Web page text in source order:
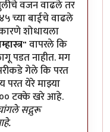
वजन वाढले तर
च्या बाईचे वाढले
शोधायला
वापरले कि
पडत नाहीत. मग
गेले कि परत
येरे माझ्या
टक्के खरे आहे.
सद्गुरू